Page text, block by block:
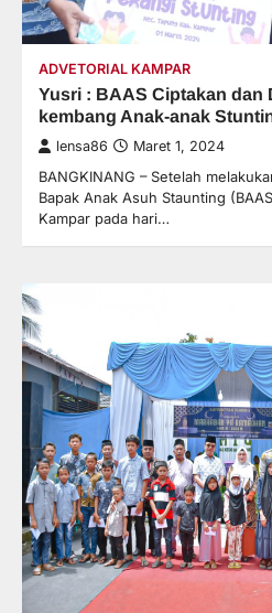
ADVETORIAL KAMPAR
Yusri : BAAS Ciptakan dan
kembang Anak-anak
lensa86 Maret 1, 2024
BANGKINANG – Setelah
Bapak Anak Asuh Staunting
Kampar pada hari…